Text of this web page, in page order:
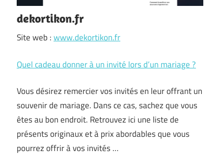
dekortikon.fr
Site web :www.dekortikon.fr
Quel cadeau donner à un invité lors d’un mariage ?
Vous désirez remercier vos invités en leur offrant un
souvenir de mariage. Dans ce cas, sachez que vous
êtes au bon endroit. Retrouvez ici une liste de
présents originaux et à prix abordables que vous
pourrez offrir à vos invités …